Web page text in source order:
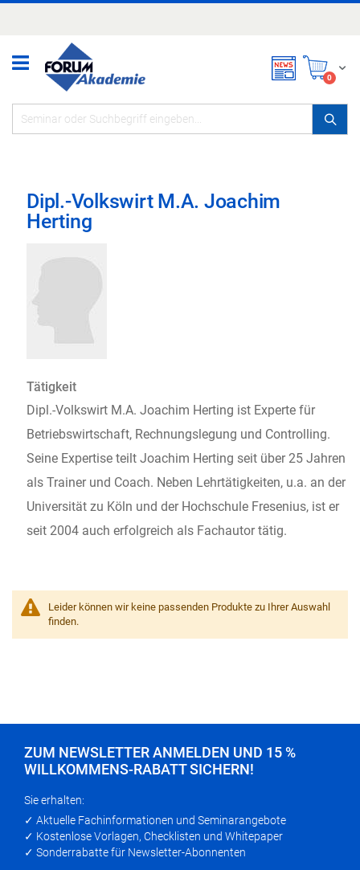
0items
Dipl.-Volkswirt M.A. Joachim
Herting
Tätigkeit
Dipl.-Volkswirt M.A. Joachim Herting ist Experte für
Betriebswirtschaft, Rechnungslegung und Controlling.
Seine Expertise teilt Joachim Herting seit über 25 Jahren
als Trainer und Coach. Neben Lehrtätigkeiten, u.a. an der
Universität zu Köln und der Hochschule Fresenius, ist er
seit 2004 auch erfolgreich als Fachautor tätig.
Leider können wir keine passenden Produkte zu Ihrer Auswahl
finden.
ZUM NEWSLETTER ANMELDEN UND 15 %
WILLKOMMENS-RABATT SICHERN!
Sie erhalten:
✓ Aktuelle Fachinformationen und Seminarangebote
✓ Kostenlose Vorlagen, Checklisten und Whitepaper
✓ Sonderrabatte für Newsletter-Abonnenten